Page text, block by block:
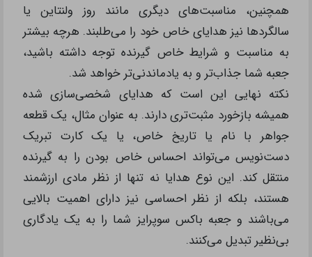
همچنین، مناسبت‌های دیگری مانند روز ولنتاین یا
سالگردها نیز هدایای خاص خود را می‌طلبند. هرچه بیشتر
به مناسبت و شرایط خاص گیرنده توجه داشته باشید،
جعبه شما جذاب‌تر و به یادماندنی‌تر خواهد شد.
نکته نهایی این است که هدایای شخصی‌سازی شده
همیشه بازخورد مثبت‌تری دارند. به عنوان مثال، یک قطعه
جواهر با نام یا تاریخ خاص، یا یک کارت تبریک
دست‌نویس می‌تواند احساس خاص بودن را به گیرنده
منتقل کند. این نوع هدایا نه تنها از نظر مادی ارزشمند
هستند، بلکه از نظر احساسی نیز دارای اهمیت بالایی
می‌باشند و جعبه باکس سوپرایز شما را به یک یادگاری
بی‌نظیر تبدیل می‌کنند.